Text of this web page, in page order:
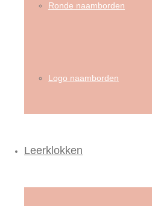
Ronde naamborden
Logo naamborden
Leerklokken